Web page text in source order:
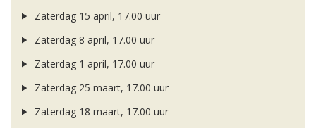
Zaterdag 15 april, 17.00 uur
Zaterdag 8 april, 17.00 uur
Zaterdag 1 april, 17.00 uur
Zaterdag 25 maart, 17.00 uur
Zaterdag 18 maart, 17.00 uur